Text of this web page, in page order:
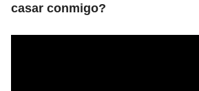
casar conmigo?